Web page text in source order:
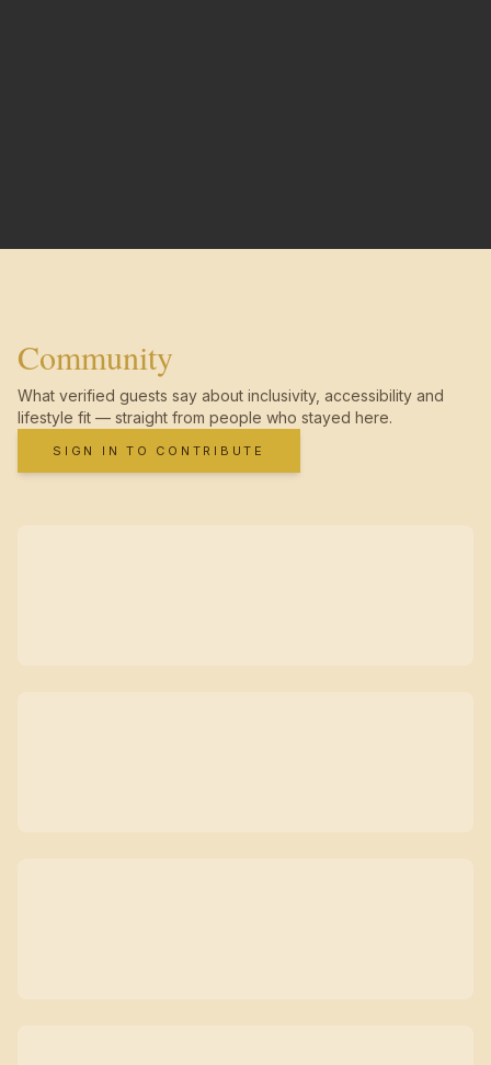
Community
What verified guests say about inclusivity, accessibility and
lifestyle fit — straight from people who stayed here.
SIGN IN TO CONTRIBUTE